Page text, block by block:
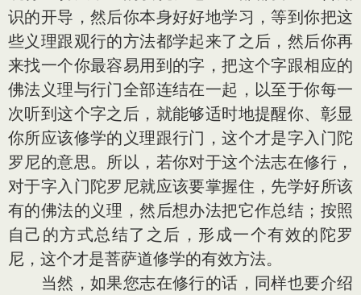
识的开导，然后你本身好好地学习，等到你把这
些义理跟观行的方法都学起来了之后，然后你再
来找一个你最容易用到的字，把这个字跟相应的
佛法义理与行门全部连结在一起，以至于你每一
次听到这个字之后，就能够适时地提醒你、彰显
你所应该修学的义理跟行门，这个才是字入门陀
罗尼的意思。所以，若你对于这个法志在修行，
对于字入门陀罗尼就应该要掌握住，先学好所该
有的佛法的义理，然后想办法把它作总结；按照
自己的方式总结了之后，形成一个有效的陀罗
尼，这个才是菩萨道修学的有效方法。
当然，如果您志在修行的话，同样也要介绍